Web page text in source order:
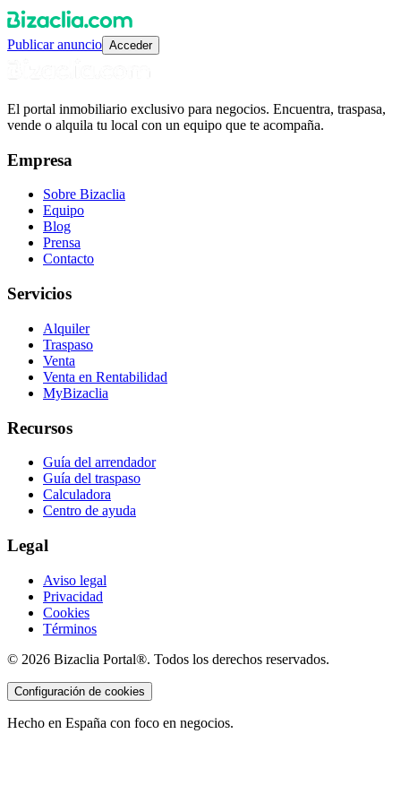
Publicar anuncio Acceder
El portal inmobiliario exclusivo para negocios. Encuentra, traspasa,
vende o alquila tu local con un equipo que te acompaña.
Empresa
Sobre Bizaclia
Equipo
Blog
Prensa
Contacto
Servicios
Alquiler
Traspaso
Venta
Venta en Rentabilidad
MyBizaclia
Recursos
Guía del arrendador
Guía del traspaso
Calculadora
Centro de ayuda
Legal
Aviso legal
Privacidad
Cookies
Términos
© 2026 Bizaclia Portal®. Todos los derechos reservados.
Configuración de cookies
Hecho en España con foco en negocios.